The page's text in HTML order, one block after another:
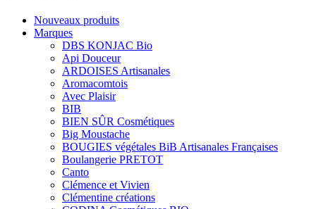
Nouveaux produits
Marques
DBS KONJAC Bio
Api Douceur
ARDOISES Artisanales
Aromacomtois
Avec Plaisir
BIB
BIEN SÛR Cosmétiques
Big Moustache
BOUGIES végétales BiB Artisanales Françaises
Boulangerie PRETOT
Canto
Clémence et Vivien
Clémentine créations